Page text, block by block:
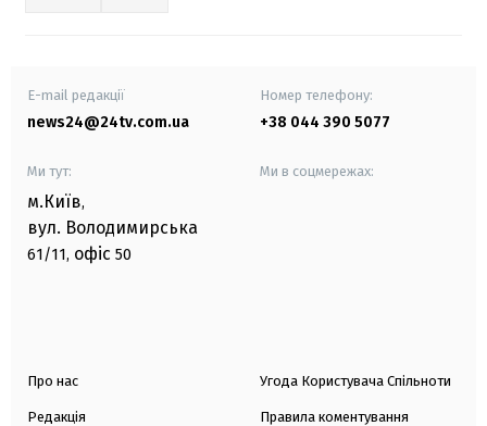
E-mail редакції
news24@24tv.com.ua
Номер телефону:
+38 044 390 5077
Ми тут:
м.Київ,
вул. Володимирська
61/11, офіс 50
Ми в соцмережах:
Про нас
Редакція
Угода Користувача Спільноти
Правила коментування